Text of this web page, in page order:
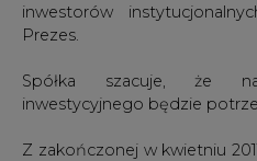
inwestorów
Prezes.
Spółka szacuje, że
inwestycyjnego będzie
Z zakończonej w kwietniu